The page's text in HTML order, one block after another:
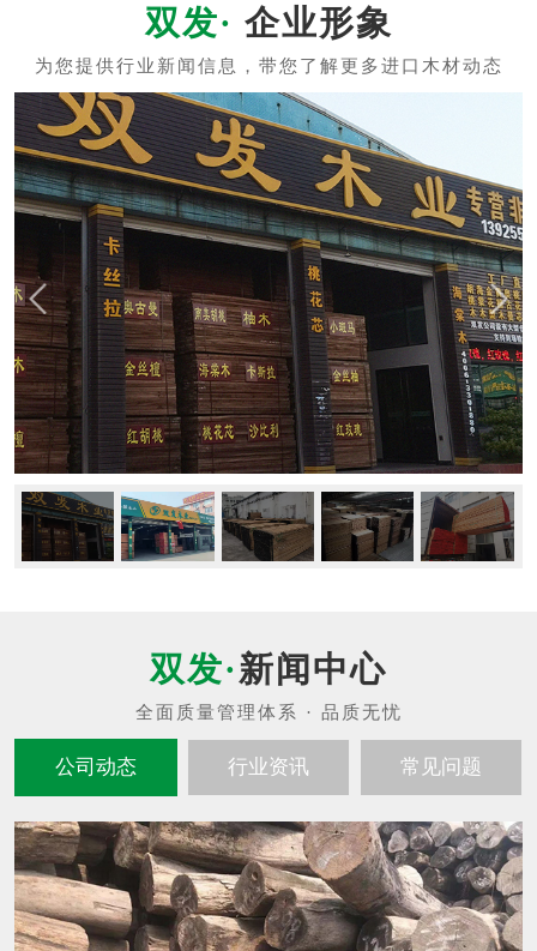
企业形象
新闻中心
公司动态 行业资讯 常见问题